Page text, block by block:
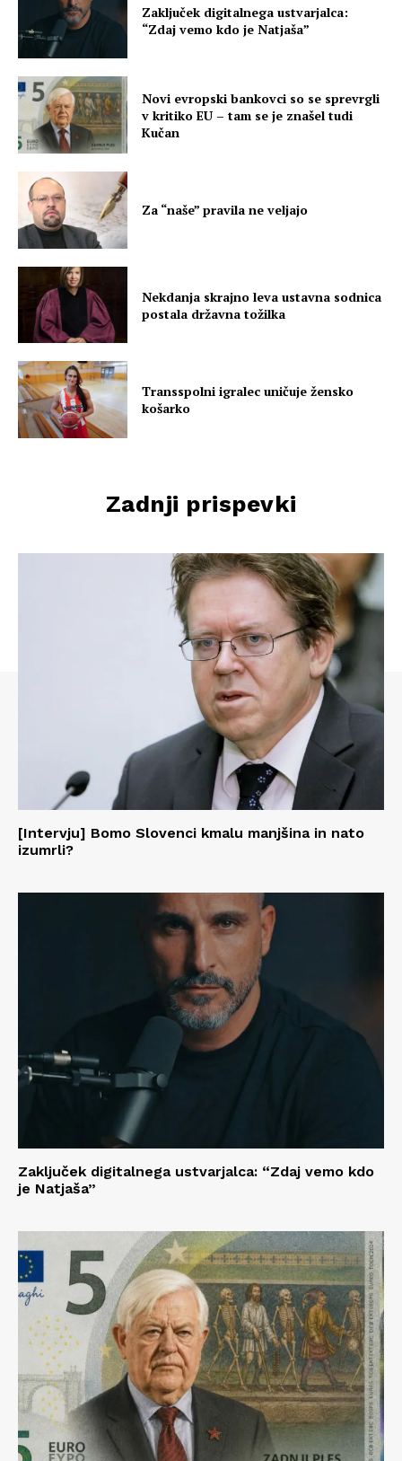
Zaključek digitalnega ustvarjalca:
“Zdaj vemo kdo je Natjaša”
Novi evropski bankovci so se sprevrgli
v kritiko EU – tam se je znašel tudi
Kučan
Za “naše” pravila ne veljajo
Nekdanja skrajno leva ustavna sodnica
postala državna tožilka
Transspolni igralec uničuje žensko
košarko
Zadnji prispevki
[Intervju] Bomo Slovenci kmalu manjšina in nato
izumrli?
Zaključek digitalnega ustvarjalca: “Zdaj vemo kdo
je Natjaša”